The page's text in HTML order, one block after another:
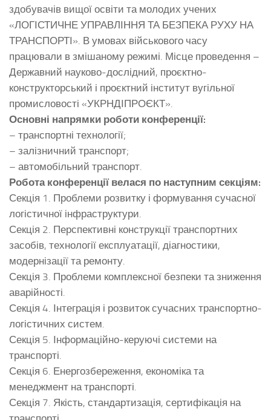
здобувачів вищої освіти та молодих учених
«ЛОГІСТИЧНЕ УПРАВЛІННЯ ТА БЕЗПЕКА РУХУ НА
ТРАНСПОРТІ». В умовах військового часу
працювали в змішаному режимі. Місце проведення –
Державний науково-дослідний, проєктно-
конструкторський і проєктний інститут вугільної
промисловості «УКРНДІПРОЄКТ».
Основні напрямки роботи конференції:
– транспортні технології;
– залізничний транспорт;
– автомобільний транспорт.
Робота конференції велася по наступним секціям:
Секція 1. Проблеми розвитку і формування сучасної
логістичної інфраструктури.
Секція 2. Перспективні конструкції транспортних
засобів, технології експлуатації, діагностики,
модернізації та ремонту.
Секція 3. Проблеми комплексної безпеки та зниження
аварійності.
Секція 4. Інтеграція і розвиток сучасних транспортно-
логістичних систем.
Секція 5. Інформаційно-керуючі системи на
транспорті.
Секція 6. Енергозбереження, економіка та
менеджмент на транспорті.
Секція 7. Якість, стандартизація, сертифікація на